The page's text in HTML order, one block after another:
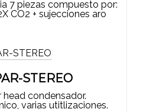
7 piezas compuesto por:
CO2 + sujecciones aro
STEREO
head condensador.
varias utitlizaciones.